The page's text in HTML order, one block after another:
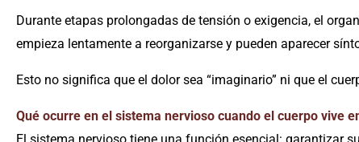
Durante etapas prolongadas de tensión o exigencia, el
empieza lentamente a reorganizarse y pueden aparecer
Esto no significa que el dolor sea “imaginario” ni que el
Qué ocurre en el sistema nervioso cuando el cuerpo vive
El sistema nervioso tiene una función esencial: garantizar